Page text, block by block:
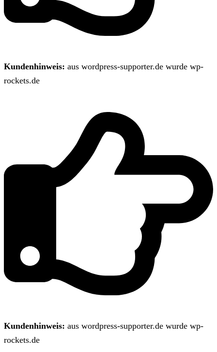
Kundenhinweis: aus wordpress-supporter.de wurde wp-
rockets.de
Kundenhinweis: aus wordpress-supporter.de wurde wp-
rockets.de